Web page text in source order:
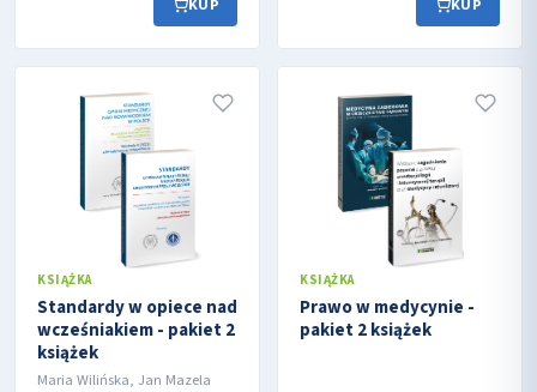
KSIĄŻKA
Standardy w opiece nad
wcześniakiem - pakiet 2
książek
Maria Wilińska, Jan Mazela
KSIĄŻKA
Prawo w medycynie -
pakiet 2 książek